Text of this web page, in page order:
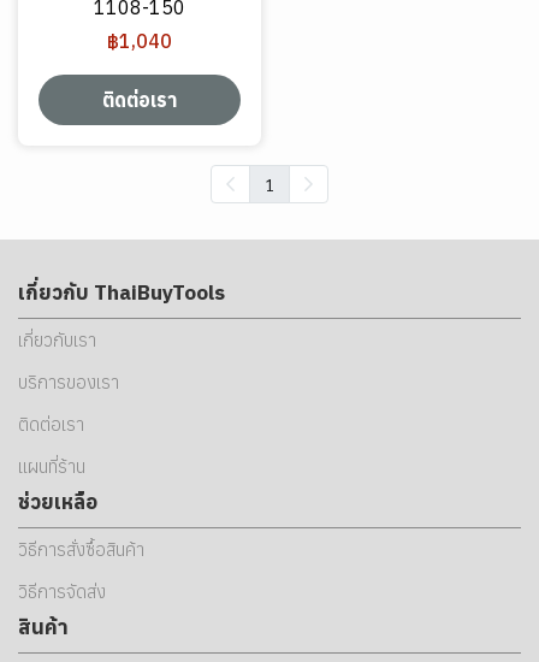
1108-150
฿1,040
ติดต่อเรา
1
เกี่ยวกับ ThaiBuyTools
เกี่ยวกับเรา
บริการของเรา
ติดต่อเรา
แผนที่ร้าน
ช่วยเหลือ
วิธีการสั่งซื้อสินค้า
วิธีการจัดส่ง
สินค้า